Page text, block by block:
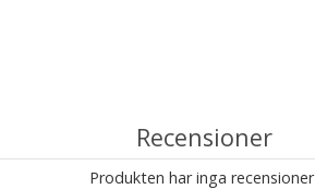
Recensioner
Produkten har inga recensioner